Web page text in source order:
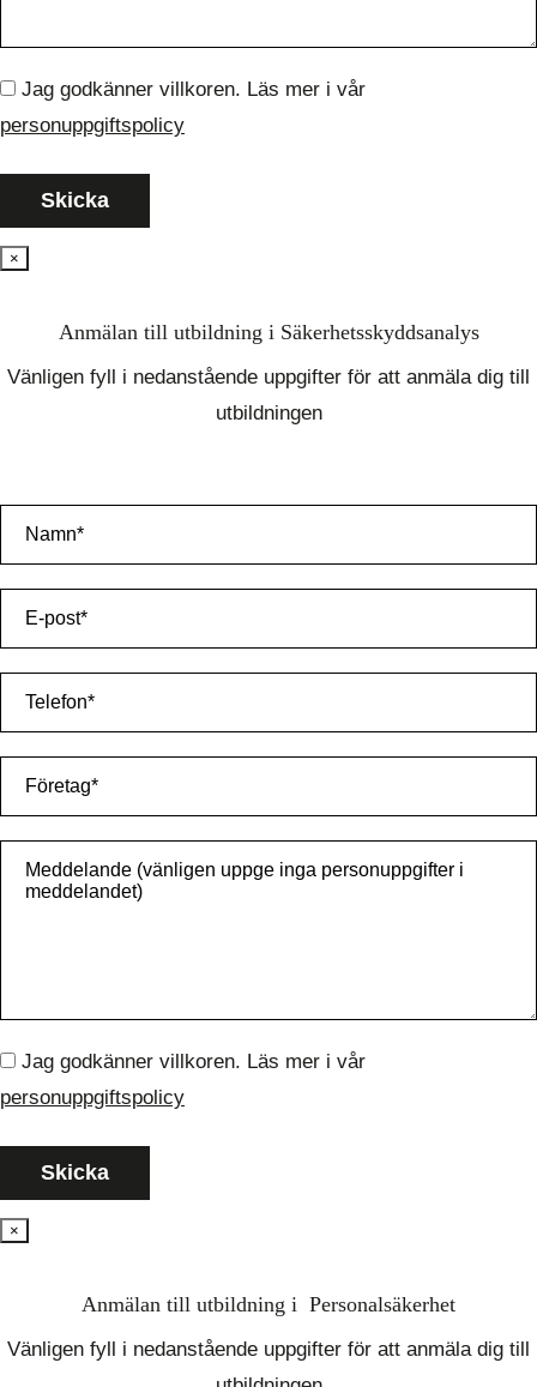
Jag godkänner villkoren. Läs mer i vår
personuppgiftspolicy
×
Anmälan till utbildning i Säkerhetsskyddsanalys
Vänligen fyll i nedanstående uppgifter för att anmäla dig till
utbildningen
Jag godkänner villkoren. Läs mer i vår
personuppgiftspolicy
×
Anmälan till utbildning i Personalsäkerhet
Vänligen fyll i nedanstående uppgifter för att anmäla dig till